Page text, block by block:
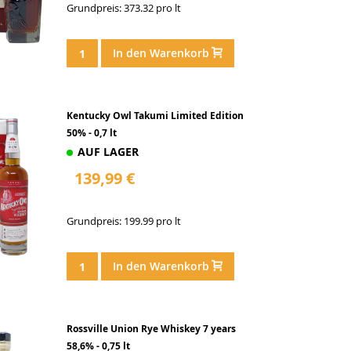
Grundpreis: 373.32 pro lt
In den Warenkorb
Kentucky Owl Takumi Limited Edition
50% - 0,7 lt
AUF LAGER
139,99 €
Grundpreis: 199.99 pro lt
In den Warenkorb
Rossville Union Rye Whiskey 7 years
58,6% - 0,75 lt